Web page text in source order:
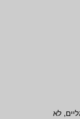
לא